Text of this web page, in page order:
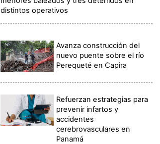
distintos operativos
Avanza construcción del
nuevo puente sobre el río
Perequeté en Capira
Refuerzan estrategias para
prevenir infartos y
accidentes
cerebrovasculares en
Panamá